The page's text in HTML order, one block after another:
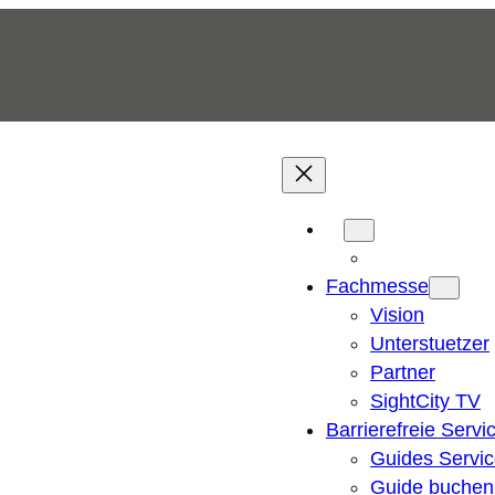
Fachmesse
Vision
Unterstuetzer
Partner
SightCity TV
Barrierefreie
Guides
Guide buchen